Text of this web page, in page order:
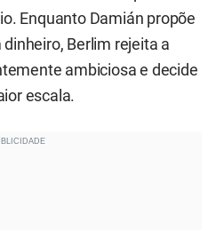
Enquanto Damián propõe
Berlim rejeita a
ambiciosa e decide
escala.